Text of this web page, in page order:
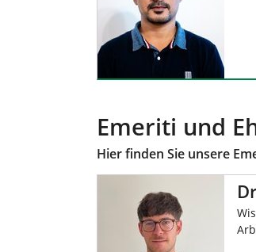
Emeriti und
Hier finden Sie unsere